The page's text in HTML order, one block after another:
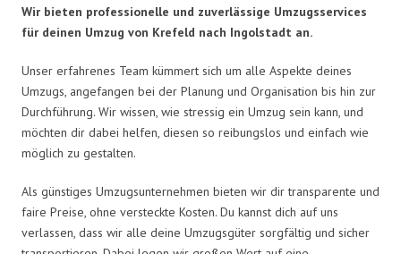
Wir bieten professionelle und zuverlässige Umzugsservices
für deinen Umzug von Krefeld nach Ingolstadt an.
Unser erfahrenes Team kümmert sich um alle Aspekte deines
Umzugs, angefangen bei der Planung und Organisation bis hin zur
Durchführung. Wir wissen, wie stressig ein Umzug sein kann, und
möchten dir dabei helfen, diesen so reibungslos und einfach wie
möglich zu gestalten.
Als günstiges Umzugsunternehmen bieten wir dir transparente und
faire Preise, ohne versteckte Kosten. Du kannst dich auf uns
verlassen, dass wir alle deine Umzugsgüter sorgfältig und sicher